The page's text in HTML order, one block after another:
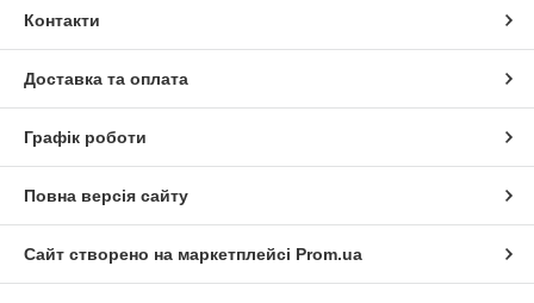
Контакти
Доставка та оплата
Графік роботи
Повна версія сайту
Сайт створено на маркетплейсі Prom.ua